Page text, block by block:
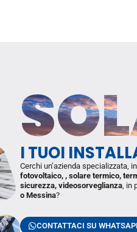
I TUOI
Cerchi un’azienda specializzata,
fotovoltaico, , solare termico,
sicurezza, videosorveglianza, in
o Messina?
CONTATTACI SU